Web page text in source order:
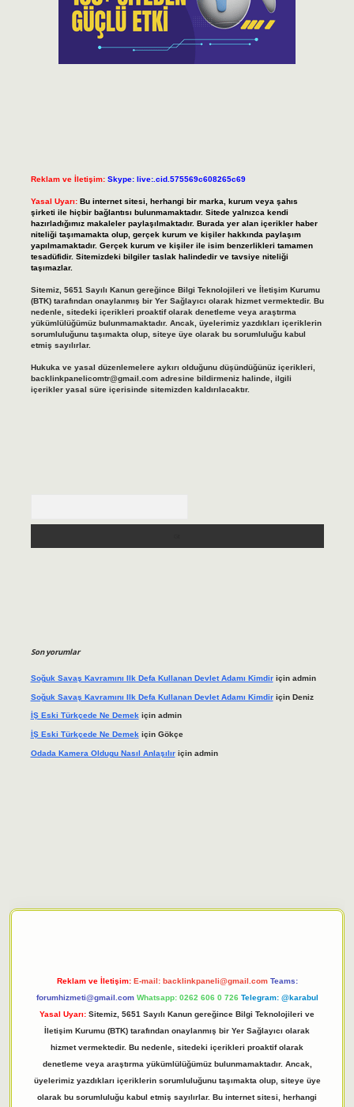
Reklam ve İletişim: Skype: live:.cid.575569c608265c69
Yasal Uyarı: Bu internet sitesi, herhangi bir marka, kurum veya şahıs
şirketi ile hiçbir bağlantısı bulunmamaktadır. Sitede yalnızca kendi
hazırladığımız makaleler paylaşılmaktadır. Burada yer alan içerikler haber
niteliği taşımamakta olup, gerçek kurum ve kişiler hakkında paylaşım
yapılmamaktadır. Gerçek kurum ve kişiler ile isim benzerlikleri tamamen
tesadüfidir. Sitemizdeki bilgiler taslak halindedir ve tavsiye niteliği
taşımazlar.
Sitemiz, 5651 Sayılı Kanun gereğince Bilgi Teknolojileri ve İletişim Kurumu
(BTK) tarafından onaylanmış bir Yer Sağlayıcı olarak hizmet vermektedir. Bu
nedenle, sitedeki içerikleri proaktif olarak denetleme veya araştırma
yükümlülüğümüz bulunmamaktadır. Ancak, üyelerimiz yazdıkları içeriklerin
sorumluluğunu taşımakta olup, siteye üye olarak bu sorumluluğu kabul
etmiş sayılırlar.
Hukuka ve yasal düzenlemelere aykırı olduğunu düşündüğünüz içerikleri,
backlinkpanelicomtr@gmail.comadresine bildirmeniz halinde, ilgili
içerikler yasal süre içerisinde sitemizden kaldırılacaktır.
Son yorumlar
Soğuk Savaş Kavramını Ilk Defa Kullanan Devlet Adamı Kimdiriçin admin
Soğuk Savaş Kavramını Ilk Defa Kullanan Devlet Adamı Kimdiriçin Deniz
İŞ Eski Türkçede Ne Demekiçin admin
İŞ Eski Türkçede Ne Demek için Gökçe
Odada Kamera Oldugu Nasıl Anlaşılıriçin admin
Reklam ve İletişim: E-mail: backlinkpaneli@gmail.com Teams:
forumhizmeti@gmail.com Whatsapp: 0262 606 0 726 Telegram: @karabul
Yasal Uyarı: Sitemiz, 5651 Sayılı Kanun gereğince Bilgi Teknolojileri ve
İletişim Kurumu (BTK) tarafından onaylanmış bir Yer Sağlayıcı olarak
hizmet vermektedir. Bu nedenle, sitedeki içerikleri proaktif olarak
denetleme veya araştırma yükümlülüğümüz bulunmamaktadır. Ancak,
üyelerimiz yazdıkları içeriklerin sorumluluğunu taşımakta olup, siteye üye
olarak bu sorumluluğu kabul etmiş sayılırlar. Bu internet sitesi, herhangi